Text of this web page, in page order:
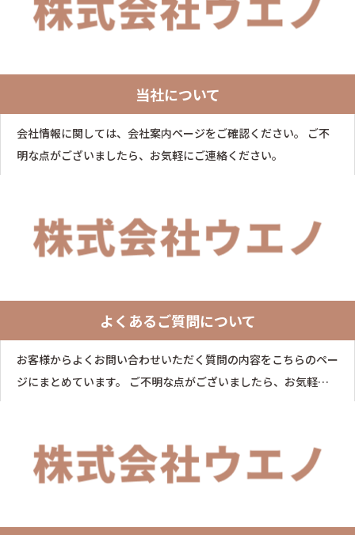
当社について
会社情報に関しては、会社案内ページをご確認ください。 ご不
明な点がございましたら、お気軽にご連絡ください。
よくあるご質問について
お客様からよくお問い合わせいただく質問の内容をこちらのペー
ジにまとめています。 ご不明な点がございましたら、お気軽に